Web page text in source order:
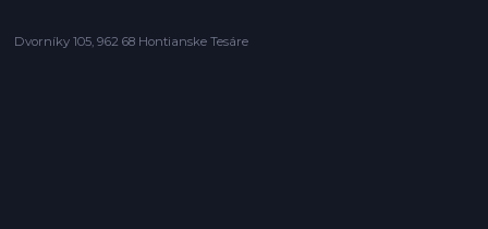
Dvorníky 105, 962 68 Hontianske Tesáre